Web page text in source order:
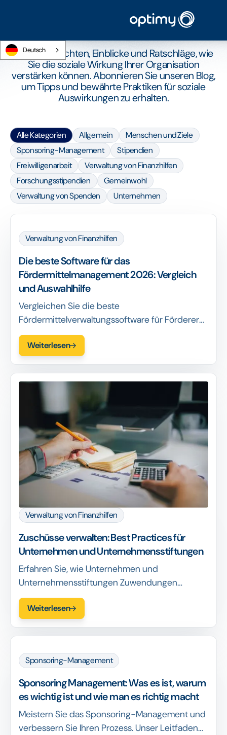
Deutsch
Der Optimy Blog
CSR-Nachrichten, Einblicke und Ratschläge, wie
Sie die soziale Wirkung Ihrer Organisation
verstärken können. Abonnieren Sie unseren Blog,
um Tipps und bewährte Praktiken für soziale
Auswirkungen zu erhalten.
Alle Kategorien Allgemein
Menschen und Ziele
Sponsoring-Management
Stipendien
Freiwilligenarbeit
Verwaltung von Finanzhilfen
Forschungsstipendien
Gemeinwohl
Verwaltung von Spenden
Unternehmen
Verwaltung von Finanzhilfen
Die beste Software für das
Fördermittelmanagement 2026: Vergleich
und Auswahlhilfe
Vergleichen Sie die beste
Fördermittelverwaltungssoftware für Förderer
im Jahr 2026. Eine detaillierte
Gegenüberstellung der wichtigsten Plattformen
Auswahl der für Sie am besten geeigneten
Lösung.
Weiterlesen
Verwaltung von Finanzhilfen
Zuschüsse verwalten: Best Practices für
Unternehmen und Unternehmensstiftungen
Erfahren Sie, wie Unternehmen und
Unternehmensstiftungen Zuwendungen
effizient verwalten. Automatisieren Sie
Arbeitsabläufe, sorgen Sie für Compliance und
Weiterlesen
Sponsoring-Management
Sponsoring Management: Was es ist, warum
es wichtig ist und wie man es richtig macht
Meistern Sie das Sponsoring-Management und
verbessern Sie Ihren Prozess. Unser Leitfaden